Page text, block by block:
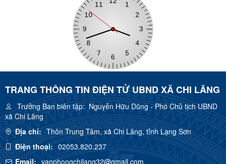
TRANG THÔNG TIN ĐIỆN TỬ UBND XÃ CHI LĂNG
Trưởng Ban biên tập:Nguyễn Hữu Dũng - Phó Chủ tịch UBND
xã Chi Lăng
Địa chỉ: Thôn Trung Tâm, xã Chi Lăng, tỉnh Lạng Sơn
Điện thoại: 02053.820.237
Email: vanphongchilang32@gmail.com